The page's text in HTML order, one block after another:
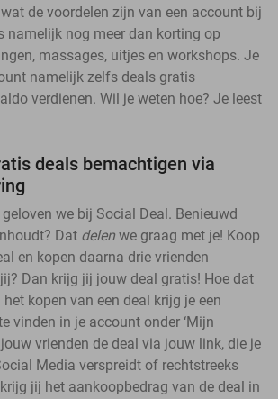
de voordelen zijn van een account bij
namelijk nog meer dan korting op
massages, uitjes en workshops. Je
namelijk zelfs deals gratis
verdienen. Wil je weten hoe? Je leest
deals bemachtigen via
we bij Social Deal. Benieuwd
Dat delen we graag met je! Koop
en kopen daarna drie vrienden
Dan krijg jij jouw deal gratis! Hoe dat
kopen van een deal krijg je een
vinden in je account onder ‘Mijn
jouw vrienden de deal via jouw link, die je
Media verspreidt of rechtstreeks
jij het aankoopbedrag van de deal in